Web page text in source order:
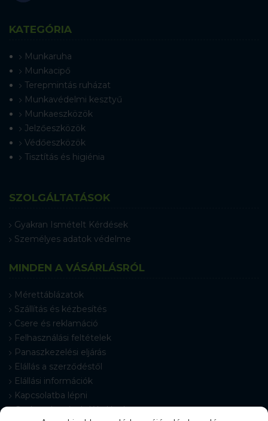
KATEGÓRIA
Munkaruha
Munkacipő
Terepmintás ruházat
Munkavédelmi kesztyű
Munkaeszközök
Jelzőeszközök
Védőeszközök
Tisztítás és higiénia
SZOLGÁLTATÁSOK
Gyakran Ismételt Kérdések
Személyes adatok védelme
MINDEN A VÁSÁRLÁSRÓL
Mérettáblázatok
Szállítás és kézbesítés
Csere és reklamáció
Felhasználási feltételek
Panaszkezelési eljárás
Elállás a szerződéstől
Elállási információk
Kapcsolatba lépni
Gyakran Ismételt Kérdések